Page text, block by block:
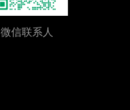
微信联系人